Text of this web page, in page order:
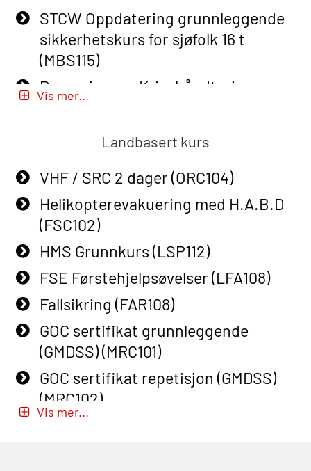
response personnel with Adaptive E-
learning (OBSBLE050)
Helikopterevakuering inkl pustelunge
med adaptive e-læring (OSEBLE018)
Airpocket with E-learning (English)
Additional Basic Safety Training for
the Norwegian Sector (OBS117)
Grunnleggende Sikkerhetskurs –
Rep. for helikoptermannskap inkl.
HABD (FSC122)
Påbygging fra Offshore Norge til
Grunnleggende sikkerhetsopplæring
for sjøfolk (MBS325)
Basic Safety Training (English)
(OBS1052)
Beredskapsledelse (OER109)
Beredskapsledelse – repetisjon
STCW Oppdatering grunnleggende
sikkerhetskurs for sjøfolk 16 t
(MBS115)
Passasjer- og Krisehåndtering
(MBSBLE020)
Passasjer- og Krisehåndtering
oppdatering (MBSBLE019)
STCW Grunnleggende
sikkerhetsopplæring for fiskere
(MBSBLE031)
STCW Grunnleggende
sikkerhetsopplæring for fiskere
oppdatering (MBSBLE032)
STCW Sikkerhetsopplæring for
mindre skip (MBSBLE028)
STCW Sikkerhetsopplæring for
mindre skip oppdatering
(MBSBLE029)
Vis mer...
Landbasert kurs
VHF / SRC 2 dager (ORC104)
Helikopterevakuering med H.A.B.D
(FSC102)
HMS Grunnkurs (LSP112)
FSE Førstehjelpsøvelser (LFA108)
Fallsikring (FAR108)
GOC sertifikat grunnleggende
(GMDSS) (MRC101)
GOC sertifikat repetisjon (GMDSS)
(MRC102)
learning practical) (RBSBLE002)
Vis mer...